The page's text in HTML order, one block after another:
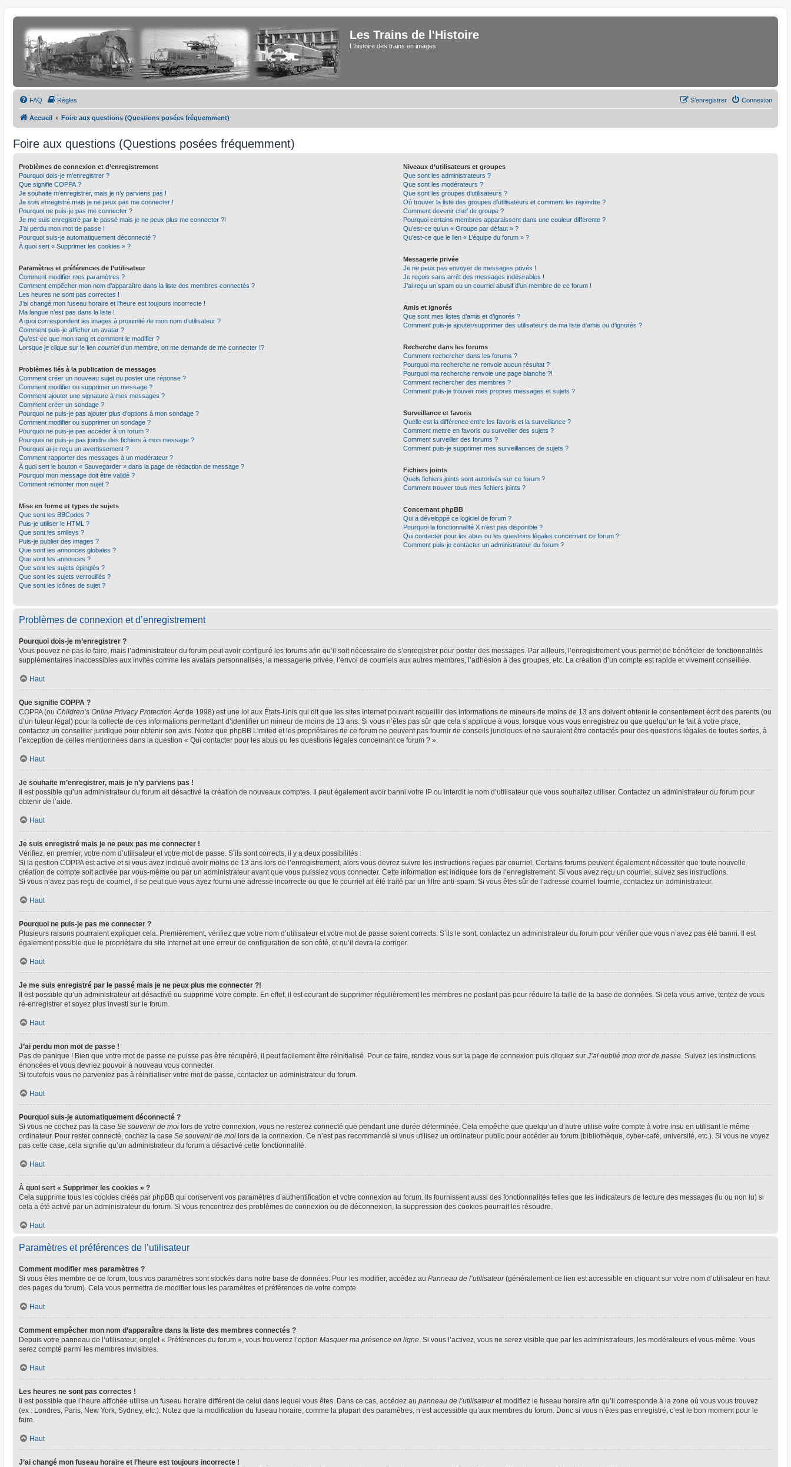
Les Trains de l'Histoire
L'histoire des trains en images
FAQ Règles Connexion
S’enregistrer
Accueil Foire aux questions (Questions posées fréquemment)
Foire aux questions (Questions posées fréquemment)
Problèmes de connexion et d’enregistrement
Pourquoi dois-je m’enregistrer ?
Que signifie COPPA ?
Je souhaite m’enregistrer, mais je n’y parviens pas !
Je suis enregistré mais je ne peux pas me connecter !
Pourquoi ne puis-je pas me connecter ?
Je me suis enregistré par le passé mais je ne peux plus me connecter ?!
J’ai perdu mon mot de passe !
Pourquoi suis-je automatiquement déconnecté ?
À quoi sert « Supprimer les cookies » ?
Paramètres et préférences de l’utilisateur
Comment modifier mes paramètres ?
Comment empêcher mon nom d’apparaître dans la liste des membres connectés ?
Les heures ne sont pas correctes !
J’ai changé mon fuseau horaire et l’heure est toujours incorrecte !
Ma langue n’est pas dans la liste !
A quoi correspondent les images à proximité de mon nom d’utilisateur ?
Comment puis-je afficher un avatar ?
Qu’est-ce que mon rang et comment le modifier ?
Lorsque je clique sur le lien courrield’un membre, on me demande de me connecter !?
Problèmes liés à la publication de messages
Comment créer un nouveau sujet ou poster une réponse ?
Comment modifier ou supprimer un message ?
Comment ajouter une signature à mes messages ?
Comment créer un sondage ?
Pourquoi ne puis-je pas ajouter plus d’options à mon sondage ?
Comment modifier ou supprimer un sondage ?
Pourquoi ne puis-je pas accéder à un forum ?
Pourquoi ne puis-je pas joindre des fichiers à mon message ?
Pourquoi ai-je reçu un avertissement ?
Comment rapporter des messages à un modérateur ?
À quoi sert le bouton « Sauvegarder » dans la page de rédaction de message ?
Pourquoi mon message doit être validé ?
Comment remonter mon sujet ?
Mise en forme et types de sujets
Que sont les BBCodes ?
Puis-je utiliser le HTML ?
Que sont les smileys ?
Puis-je publier des images ?
Que sont les annonces globales ?
Que sont les annonces ?
Que sont les sujets épinglés ?
Que sont les sujets verrouillés ?
Que sont les icônes de sujet ?
Niveaux d’utilisateurs et groupes
Que sont les administrateurs ?
Que sont les modérateurs ?
Que sont les groupes d’utilisateurs ?
Où trouver la liste des groupes d’utilisateurs et comment les rejoindre ?
Comment devenir chef de groupe ?
Pourquoi certains membres apparaissent dans une couleur différente ?
Qu’est-ce qu’un « Groupe par défaut » ?
Qu’est-ce que le lien « L’équipe du forum » ?
Messagerie privée
Je ne peux pas envoyer de messages privés !
Je reçois sans arrêt des messages indésirables !
J’ai reçu un spam ou un courriel abusif d’un membre de ce forum !
Amis et ignorés
Que sont mes listes d’amis et d’ignorés ?
Comment puis-je ajouter/supprimer des utilisateurs de ma liste d’amis ou d’ignorés ?
Recherche dans les forums
Comment rechercher dans les forums ?
Pourquoi ma recherche ne renvoie aucun résultat ?
Pourquoi ma recherche renvoie une page blanche ?!
Comment rechercher des membres ?
Comment puis-je trouver mes propres messages et sujets ?
Surveillance et favoris
Quelle est la différence entre les favoris et la surveillance ?
Comment mettre en favoris ou surveiller des sujets ?
Comment surveiller des forums ?
Comment puis-je supprimer mes surveillances de sujets ?
Fichiers joints
Quels fichiers joints sont autorisés sur ce forum ?
Comment trouver tous mes fichiers joints ?
Concernant phpBB
Qui a développé ce logiciel de forum ?
Pourquoi la fonctionnalité X n’est pas disponible ?
Qui contacter pour les abus ou les questions légales concernant ce forum ?
Comment puis-je contacter un administrateur du forum ?
Problèmes de connexion et d’enregistrement
Pourquoi dois-je m’enregistrer ?
Vous pouvez ne pas le faire, mais l’administrateur du forum peut avoir configuré les forums afin qu’il soit nécessaire de s’enregistrer pour poster des messages. Par ailleurs, l’enregistrement vous permet de bénéficier de fonctionnalités
supplémentaires inaccessibles aux invités comme les avatars personnalisés, la messagerie privée, l’envoi de courriels aux autres membres, l’adhésion à des groupes, etc. La création d’un compte est rapide et vivement conseillée.
Haut
Que signifie COPPA ?
COPPA (ou Children’s Online Privacy Protection Actde 1998) est une loi aux États-Unis qui dit que les sites Internet pouvant recueillir des informations de mineurs de moins de 13 ans doivent obtenir le consentement écrit des parents (ou
d’un tuteur légal) pour la collecte de ces informations permettant d’identifier un mineur de moins de 13 ans. Si vous n’êtes pas sûr que cela s’applique à vous, lorsque vous vous enregistrez ou que quelqu’un le fait à votre place,
contactez un conseiller juridique pour obtenir son avis. Notez que phpBB Limited et les propriétaires de ce forum ne peuvent pas fournir de conseils juridiques et ne sauraient être contactés pour des questions légales de toutes sortes, à
l’exception de celles mentionnées dans la question « Qui contacter pour les abus ou les questions légales concernant ce forum ? ».
Haut
Je souhaite m’enregistrer, mais je n’y parviens pas !
Il est possible qu’un administrateur du forum ait désactivé la création de nouveaux comptes. Il peut également avoir banni votre IP ou interdit le nom d’utilisateur que vous souhaitez utiliser. Contactez un administrateur du forum pour
obtenir de l’aide.
Haut
Je suis enregistré mais je ne peux pas me connecter !
Vérifiez, en premier, votre nom d’utilisateur et votre mot de passe. S’ils sont corrects, il y a deux possibilités :
Si la gestion COPPA est active et si vous avez indiqué avoir moins de 13 ans lors de l’enregistrement, alors vous devrez suivre les instructions reçues par courriel. Certains forums peuvent également nécessiter que toute nouvelle
création de compte soit activée par vous-même ou par un administrateur avant que vous puissiez vous connecter. Cette information est indiquée lors de l’enregistrement. Si vous avez reçu un courriel, suivez ses instructions.
Si vous n’avez pas reçu de courriel, il se peut que vous ayez fourni une adresse incorrecte ou que le courriel ait été traité par un filtre anti-spam. Si vous êtes sûr de l’adresse courriel fournie, contactez un administrateur.
Haut
Pourquoi ne puis-je pas me connecter ?
Plusieurs raisons pourraient expliquer cela. Premièrement, vérifiez que votre nom d’utilisateur et votre mot de passe soient corrects. S’ils le sont, contactez un administrateur du forum pour vérifier que vous n’avez pas été banni. Il est
également possible que le propriétaire du site Internet ait une erreur de configuration de son côté, et qu’il devra la corriger.
Haut
Je me suis enregistré par le passé mais je ne peux plus me connecter ?!
Il est possible qu’un administrateur ait désactivé ou supprimé votre compte. En effet, il est courant de supprimer régulièrement les membres ne postant pas pour réduire la taille de la base de données. Si cela vous arrive, tentez de vous
ré-enregistrer et soyez plus investi sur le forum.
Haut
J’ai perdu mon mot de passe !
Pas de panique ! Bien que votre mot de passe ne puisse pas être récupéré, il peut facilement être réinitialisé. Pour ce faire, rendez vous sur la page de connexion puis cliquez sur J’ai oublié mon mot de passe. Suivez les instructions
énoncées et vous devriez pouvoir à nouveau vous connecter.
Si toutefois vous ne parveniez pas à réinitialiser votre mot de passe, contactez un administrateur du forum.
Haut
Pourquoi suis-je automatiquement déconnecté ?
Si vous ne cochez pas la case Se souvenir de moi lors de votre connexion, vous ne resterez connecté que pendant une durée déterminée. Cela empêche que quelqu’un d’autre utilise votre compte à votre insu en utilisant le même
ordinateur. Pour rester connecté, cochez la case Se souvenir de moi lors de la connexion. Ce n’est pas recommandé si vous utilisez un ordinateur public pour accéder au forum (bibliothèque, cyber-café, université, etc.). Si vous ne voyez
pas cette case, cela signifie qu’un administrateur du forum a désactivé cette fonctionnalité.
Haut
À quoi sert « Supprimer les cookies » ?
Cela supprime tous les cookies créés par phpBB qui conservent vos paramètres d’authentification et votre connexion au forum. Ils fournissent aussi des fonctionnalités telles que les indicateurs de lecture des messages (lu ou non lu) si
cela a été activé par un administrateur du forum. Si vous rencontrez des problèmes de connexion ou de déconnexion, la suppression des cookies pourrait les résoudre.
Haut
Paramètres et préférences de l’utilisateur
Comment modifier mes paramètres ?
Si vous êtes membre de ce forum, tous vos paramètres sont stockés dans notre base de données. Pour les modifier, accédez au Panneau de l’utilisateur(généralement ce lien est accessible en cliquant sur votre nom d’utilisateur en haut
des pages du forum). Cela vous permettra de modifier tous les paramètres et préférences de votre compte.
Haut
Comment empêcher mon nom d’apparaître dans la liste des membres connectés ?
Depuis votre panneau de l’utilisateur, onglet « Préférences du forum », vous trouverez l’option Masquer ma présence en ligne. Si vous l’activez, vous ne serez visible que par les administrateurs, les modérateurs et vous-même. Vous
serez compté parmi les membres invisibles.
Haut
Les heures ne sont pas correctes !
Il est possible que l’heure affichée utilise un fuseau horaire différent de celui dans lequel vous êtes. Dans ce cas, accédez au panneau de l’utilisateuret modifiez le fuseau horaire afin qu’il corresponde à la zone où vous vous trouvez
(ex : Londres, Paris, New York, Sydney, etc.). Notez que la modification du fuseau horaire, comme la plupart des paramètres, n’est accessible qu’aux membres du forum. Donc si vous n’êtes pas enregistré, c’est le bon moment pour le
faire.
Haut
J’ai changé mon fuseau horaire et l’heure est toujours incorrecte !